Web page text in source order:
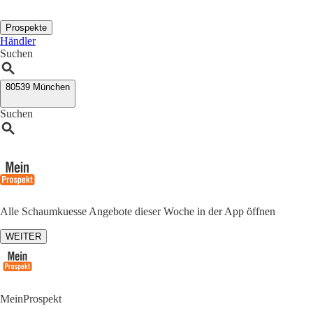
Prospekte
Händler
Suchen
80539 München
Suchen
Alle Schaumkuesse Angebote dieser Woche in der App öffnen
WEITER
MeinProspekt